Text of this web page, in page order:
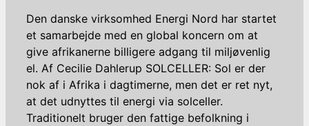
Den danske virksomhed Energi Nord har startet
et samarbejde med en global koncern om at
give afrikanerne billigere adgang til miljøvenlig
el. Af Cecilie Dahlerup SOLCELLER: Sol er der
nok af i Afrika i dagtimerne, men det er ret nyt,
at det udnyttes til energi via solceller.
Traditionelt bruger den fattige befolkning i